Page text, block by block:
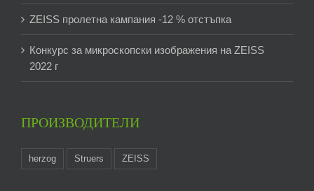
ZEISS пролетна кампания -12 % отстъпка
Конкурс за микроскопски изображения на ZEISS
2022 г
ПРОИЗВОДИТЕЛИ
herzog Struers ZEISS